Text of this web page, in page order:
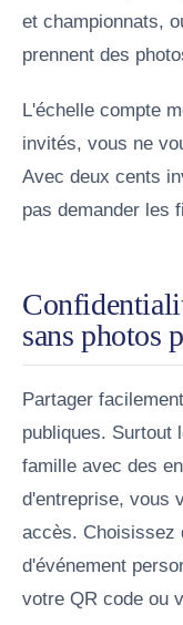
et championnats,
prennent des
L'échelle compte
invités, vous ne
Avec deux cents
pas demander les
sans photos
Partager
publiques. Surtout
famille avec des
d'entreprise, vous
accès. Choisissez
d'événement
votre QR code ou